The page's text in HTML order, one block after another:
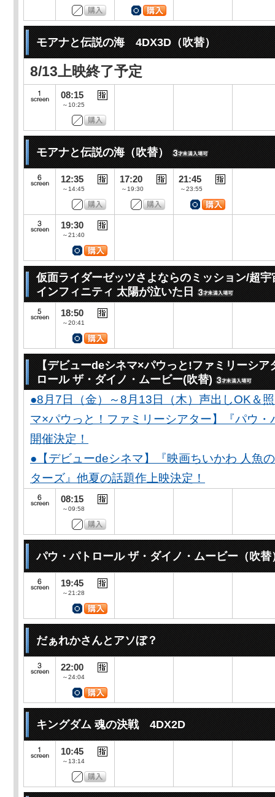
モアナと伝説の海 4DX3D（吹替）
8/13上映終了予定
08:15
～10:25
モアナと伝説の海（吹替）
12:35
～14:45
17:20
～19:30
21:45
～23:55
19:30
～21:40
仮面ライダーゼッツさよならのミッション/超
インフィニティ 太陽が泣いた日
18:50
～20:41
【デビューdeシネマ×パウっと!ファミリーシア
ロール ザ・ダイノ・ムービー(吹替)
●8月7日（金）～8月13日（木）声出しOK＆
マ×パウっと！ファミリーシアター】『パウ
開催決定！
●【デビューdeシネマ】『映画ちいかわ 人魚
ターズ』他夏の話題作上映決定！
08:15
～09:58
パウ・パトロール ザ・ダイノ・ムービー（吹替
19:45
～21:28
だぁれかさんとアソぼ？
22:00
～24:04
キングダム 魂の決戦 4DX2D
10:45
～13:14